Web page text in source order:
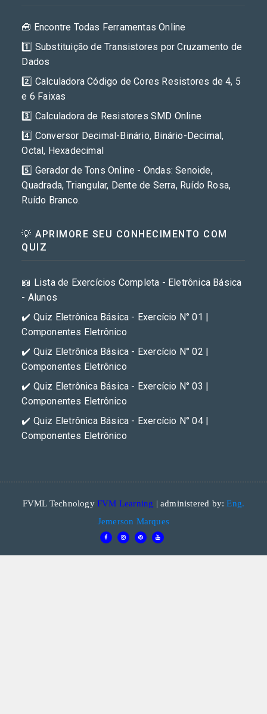
🧰 Encontre Todas Ferramentas Online
1️⃣ Substituição de Transistores por Cruzamento de
Dados
2️⃣ Calculadora Código de Cores Resistores de 4, 5
e 6 Faixas
3️⃣ Calculadora de Resistores SMD Online
4️⃣ Conversor Decimal-Binário, Binário-Decimal,
Octal, Hexadecimal
5️⃣ Gerador de Tons Online - Ondas: Senoide,
Quadrada, Triangular, Dente de Serra, Ruído Rosa,
Ruído Branco.
💡 APRIMORE SEU CONHECIMENTO COM
QUIZ
📖 Lista de Exercícios Completa - Eletrônica Básica
- Alunos
✔️ Quiz Eletrônica Básica - Exercício N° 01 |
Componentes Eletrônico
✔️ Quiz Eletrônica Básica - Exercício N° 02 |
Componentes Eletrônico
✔️ Quiz Eletrônica Básica - Exercício N° 03 |
Componentes Eletrônico
✔️ Quiz Eletrônica Básica - Exercício N° 04 |
Componentes Eletrônico
FVML Technology FVM Learning | administered by:Eng.
Jemerson Marques